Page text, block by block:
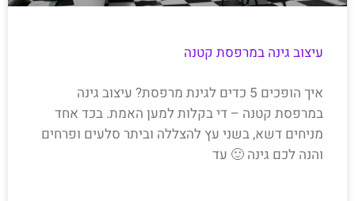
עיצוב גינה במרפסת קטנה
איך הופכים 5 כדים לגינת מרפסת? עיצוב גינה
במרפסת קטנה – די בקלות למען האמת. בכד אחד
מניחים דשא, בשני עץ להצללה וביתר סלעים ופרחים
והנה לכם גינה 🙂 עד